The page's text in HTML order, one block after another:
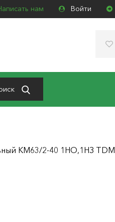
нам Войти
КМ63/2-40 1НО,1НЗ TDM